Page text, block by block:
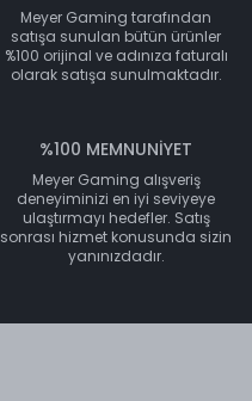
Meyer Gaming tarafından
satışa sunulan bütün ürünler
%100 orijinal ve adınıza faturalı
olarak satışa sunulmaktadır.
%100 MEMNUNİYET
Meyer Gaming alışveriş
deneyiminizi en iyi seviyeye
ulaştırmayı hedefler. Satış
sonrası hizmet konusunda sizin
yanınızdadır.